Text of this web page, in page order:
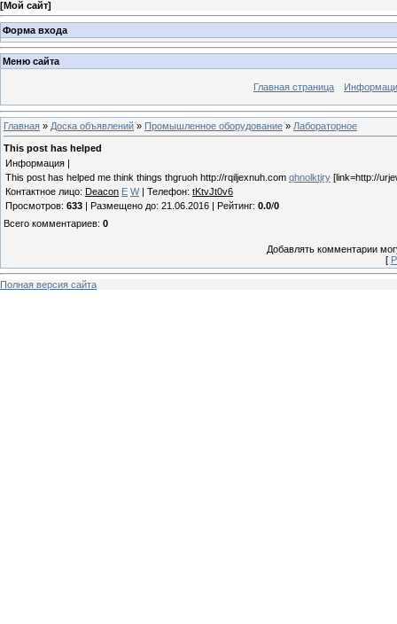
[Мой сайт]
Форма входа
Меню сайта
Главная страница
Главная » Доска объявлений » Промышленное оборудование » Лабораторное
This post has helped
Информация |
This post has helped me think things thgruoh http://rqiljexnuh.com qhnolktjry [link=http://
Контактное лицо: Deacon E W| Телефон: tKtvJt0v6
Просмотров: 633 | Размещено до: 21.06.2016 | Рейтинг: 0.0/0
Всего комментариев: 0
Добавлять комментарии
[
Полная версия сайта